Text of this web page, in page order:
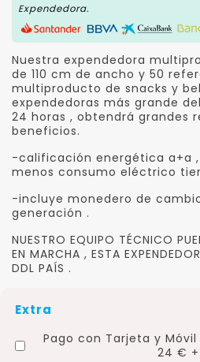
Expendedora.
Nuestra expendedora
de 110 cm de ancho y 50
multiproducto de snacks y
expendedoras más grande
24 horas , obtendrá grandes
beneficios.
-calificación energética a+a
menos consumo eléctrico
-incluye monedero de
generación .
NUESTRO EQUIPO TÉCNICO
EN MARCHA , ESTA
DDL PAÍS .
Extra
Pago con Tarjeta y
24 € +